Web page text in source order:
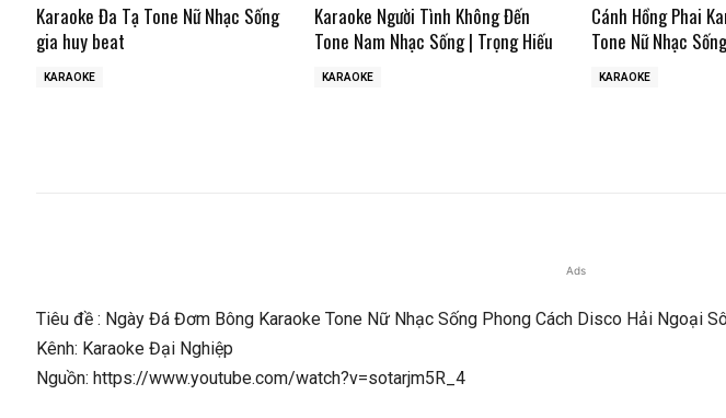
Karaoke Đa Tạ Tone Nữ Nhạc Sống
gia huy beat
KARAOKE
Karaoke Người Tình Không Đến
Tone Nam Nhạc Sống | Trọng Hiếu
KARAOKE
Cánh Hồng Phai
Tone Nữ Nhạc
KARAOKE
Ads
Tiêu đề : Ngày Đá Đơm Bông Karaoke Tone Nữ Nhạc Sống Phong Cách Disco Hải Ngoại
Kênh: Karaoke Đại Nghiệp
Nguồn: https://www.youtube.com/watch?v=sotarjm5R_4